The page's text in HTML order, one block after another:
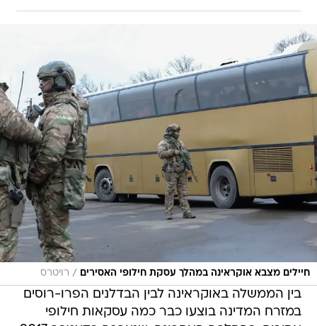
חיילים מצבא אוקראינה במהלך עסקת חילופי האסירים / רויטרס
בין הממשלה באוקראינה לבין הבדלנים הפרו-רוסים
במזרח המדינה בוצעו כבר כמה עסקאות חילופי